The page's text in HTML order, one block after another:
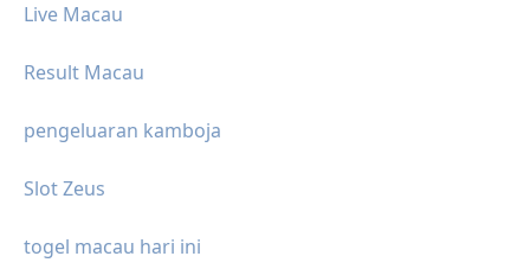
Live Macau
Result Macau
pengeluaran kamboja
Slot Zeus
togel macau hari ini